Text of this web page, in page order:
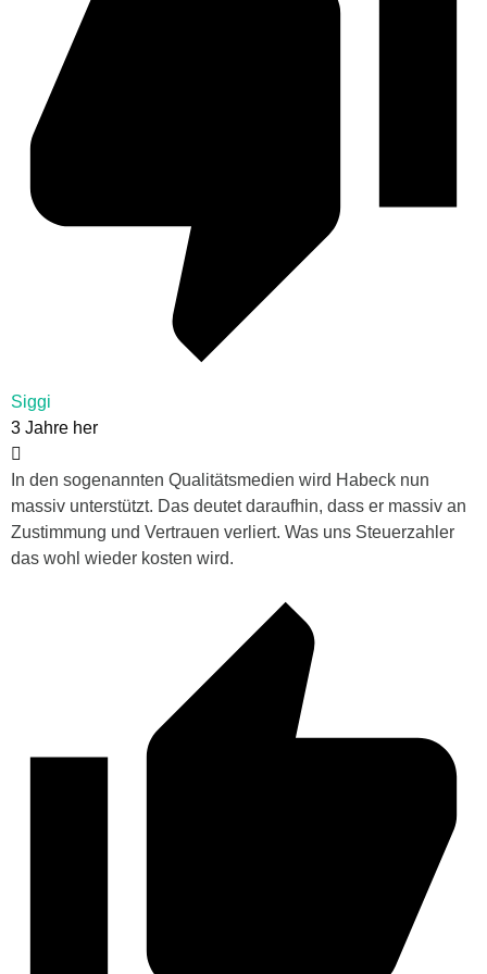
Siggi
3 Jahre her
In den sogenannten Qualitätsmedien wird Habeck nun
massiv unterstützt. Das deutet daraufhin, dass er massiv an
Zustimmung und Vertrauen verliert. Was uns Steuerzahler
das wohl wieder kosten wird.